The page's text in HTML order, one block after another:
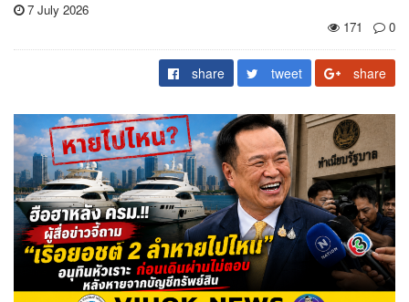
7 July 2026
171
0
share tweet share